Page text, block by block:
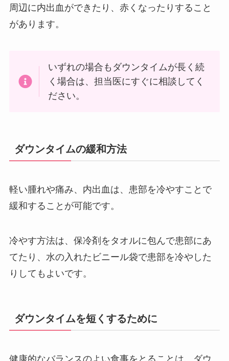
周辺に内出血ができたり、赤くなったりすること
があります。
いずれの場合もダウンタイムが長く続
く場合は、担当医にすぐに相談してく
ださい。
ダウンタイムの緩和方法
軽い腫れや痛み、内出血は、患部を冷やすことで
緩和することが可能です。
冷やす方法は、保冷剤をタオルに包んで患部にあ
てたり、水の入れたビニール袋で患部を冷やした
りしてもよいです。
ダウンタイムを短くするために